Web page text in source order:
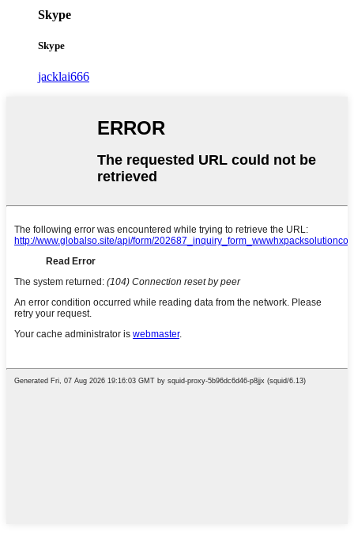
Skype
Skype
jacklai666